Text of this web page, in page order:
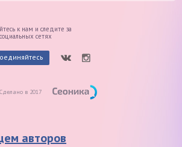
к нам и следите за
сетях
Сделано в 2017
авторов